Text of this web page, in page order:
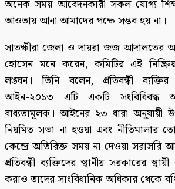
অনেক সময় আবেদনকারী সকল যোগ্য
আওতায় আনা আমাদের পক্ষে সম্ভব হয় না।
সাতক্ষীরা জেলা ও দায়রা জজ আদালতের
হোসেন মনে করেন, কমিটির এই
লঙ্ঘন। তিনি বলেন, প্রতিবন্ধী
আইন-২০১৩ এটি একটি সংবিধিবদ্ধ
বাধ্যতামূলক। আইনের ২৩ ধারা অনুযায়ী
নিয়মিত সভা না হওয়া এবং নীতিমালার
কেন্দ্রে অতিরিক্ত সময় না দেওয়া
প্রতিবন্ধী ব্যক্তিদের স্থানীয় সরকারের
করাও তাদের সাংবিধানিক অধিকার থেকে